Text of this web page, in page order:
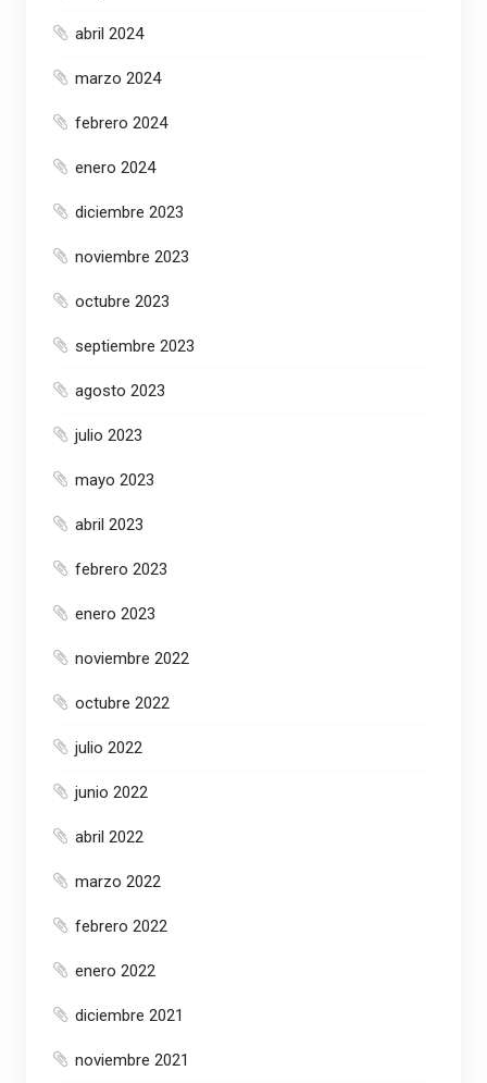
abril 2024
marzo 2024
febrero 2024
enero 2024
diciembre 2023
noviembre 2023
octubre 2023
septiembre 2023
agosto 2023
julio 2023
mayo 2023
abril 2023
febrero 2023
enero 2023
noviembre 2022
octubre 2022
julio 2022
junio 2022
abril 2022
marzo 2022
febrero 2022
enero 2022
diciembre 2021
noviembre 2021